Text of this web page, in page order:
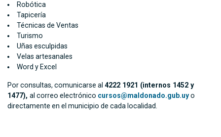
Robótica
Tapicería
Técnicas de Ventas
Turismo
Uñas esculpidas
Velas artesanales
Word y Excel
Por consultas, comunicarse al 4222 1921 (internos 1452 y
1477), al correo electrónico cursos@maldonado.gub.uyo
directamente en el municipio de cada localidad.